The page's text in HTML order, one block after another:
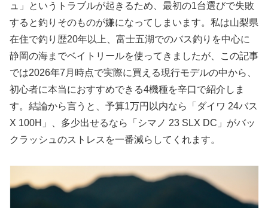
ュ」というトラブルが起きるため、最初の1台選びで失敗
すると釣りそのものが嫌になってしまいます。私は山梨県
在住で釣り歴20年以上、富士五湖でのバス釣りを中心に
静岡の海までベイトリールを使ってきましたが、この記事
では2026年7月時点で実際に買える現行モデルの中から、
初心者に本当におすすめできる4機種を辛口で紹介しま
す。結論から言うと、予算1万円以内なら「ダイワ 24バス
X 100H」、多少出せるなら「シマノ 23 SLX DC」がバッ
クラッシュのストレスを一番減らしてくれます。